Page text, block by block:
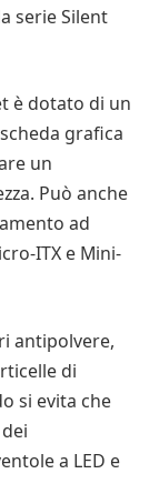
serie Silent
è dotato di un
grafica
un
Può anche
ad
ITX e Mini-
antipolvere,
di
si evita che
a LED e